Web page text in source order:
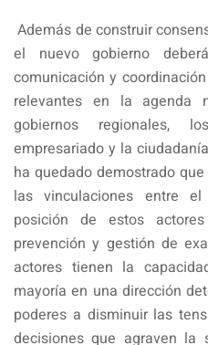
Además de construir
el nuevo gobierno
comunicación y
relevantes en la agenda
gobiernos regionales,
empresariado y la
ha quedado demostrado
las vinculaciones entre
posición de estos
prevención y gestión de
actores tienen la
mayoría en una dirección
poderes a disminuir las
decisiones que agraven la